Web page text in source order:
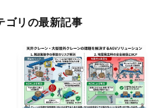
ゴリの最新記事